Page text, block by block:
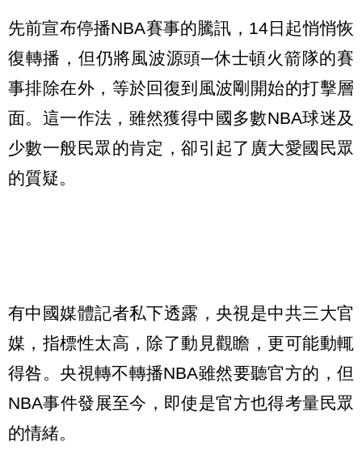
先前宣布停播NBA賽事的騰訊，14日起悄悄恢
復轉播，但仍將風波源頭─休士頓火箭隊的賽
事排除在外，等於回復到風波剛開始的打擊層
面。這一作法，雖然獲得中國多數NBA球迷及
少數一般民眾的肯定，卻引起了廣大愛國民眾
的質疑。
有中國媒體記者私下透露，央視是中共三大官
媒，指標性太高，除了動見觀瞻，更可能動輒
得咎。央視轉不轉播NBA雖然要聽官方的，但
NBA事件發展至今，即使是官方也得考量民眾
的情緒。